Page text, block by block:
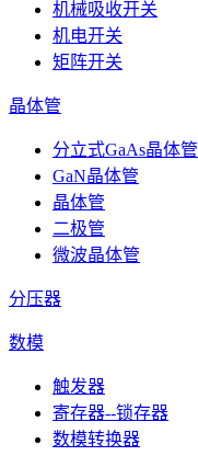
机械吸收开关
机电开关
矩阵开关
晶体管
分立式GaAs晶体管
GaN晶体管
晶体管
二极管
微波晶体管
分压器
数模
触发器
寄存器--锁存器
数模转换器